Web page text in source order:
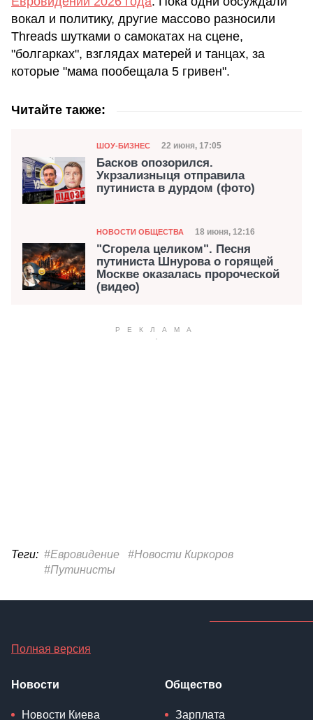
вокал и политику, другие массово разносили
Threads шутками о самокатах на сцене,
"болгарках", взглядах матерей и танцах, за
которые "мама пообещала 5 гривен".
Читайте также:
Категория
ШОУ-БИЗНЕС Дата публикации
22 июня, 17:05
Басков опозорился.
Укрзализныця отправила
путиниста в дурдом (фото)
Категория
НОВОСТИ ОБЩЕСТВА Дата публикации
18 июня, 12:16
"Сгорела целиком". Песня
путиниста Шнурова о горящей
Москве оказалась пророческой
(видео)
Теги: #Евровидение
#Новости Киркоров
#Путинисты
Полная версия
Новости
Новости Киева
Общество
Зарплата